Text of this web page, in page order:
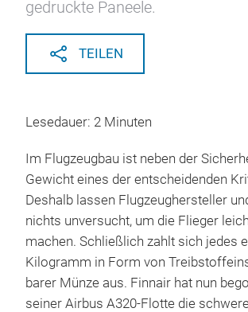
gedruckte Paneele.
TEILEN
Lesedauer: 2 Minuten
Im Flugzeugbau ist neben der
Gewicht eines der entscheidenden
Deshalb lassen Flugzeughersteller
nichts unversucht, um die Flieger
machen. Schließlich zahlt sich jedes
Kilogramm in Form von
barer Münze aus. Finnair hat nun
seiner Airbus A320-Flotte die